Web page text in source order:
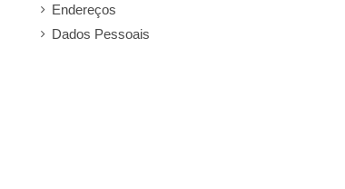
Endereços
Dados Pessoais